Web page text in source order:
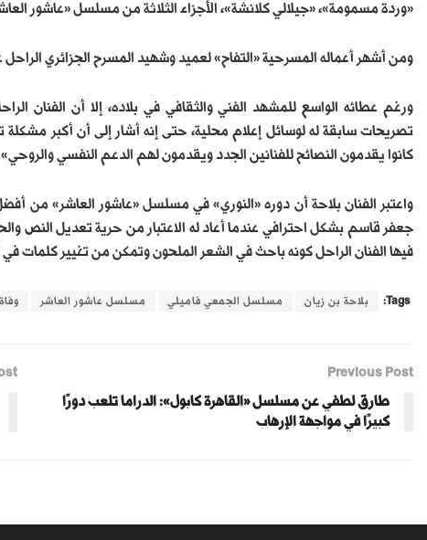
«وردة مسمومة»، «جيلالي كلانشة»، الأجزاء الثلاثة من مسلسل «عاشور
ومن أشهر أعماله المسرحية «التفاح» لعميد وشهيد المسرح الجزائري الراحل عبد
ورغم عطائه الواسع للمشهد الفني والثقافي في بلاده، إلا أن الفنان
تصريحات سابقة له لوسائل إعلام محلية، حتى إنه أشار إلى أن أكبر مشكلة
كانوا يقدمون النصائح للفنانين الجدد ويقدمون لهم الدعم النفسي
واعتبر الفنان بلاحة أن دوره «النوري» في مسلسل «عاشور العاشر» من
جعفر قاسم بشكل احترافي عندما أعاد له الاعتبار من حرية تعديل النص
فيها الفنان الراحل كونه باحث في الشعر الملحون وتمكن من تغيير كلمات
Tags: بلاحة بن زيان مسلسل الجمعي فاميلي مسلسل عاشور العاشر
Previous Post
طارق لطفي عن مسلسل «القاهرة كابول»: الدراما تلعب دورًا
كبيرًا في مواجهة الإرهاب